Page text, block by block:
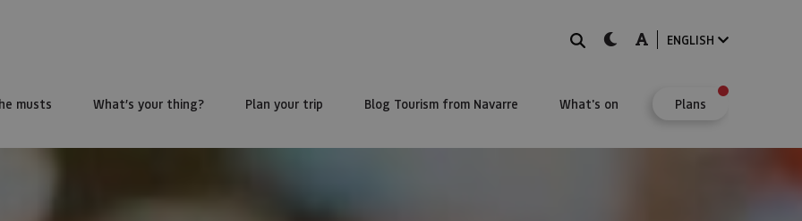
Searchdark-mode
A-modeENGLISH
musts What’s your thing? Plan your trip Blog Tourism from Navarre What's on Plans